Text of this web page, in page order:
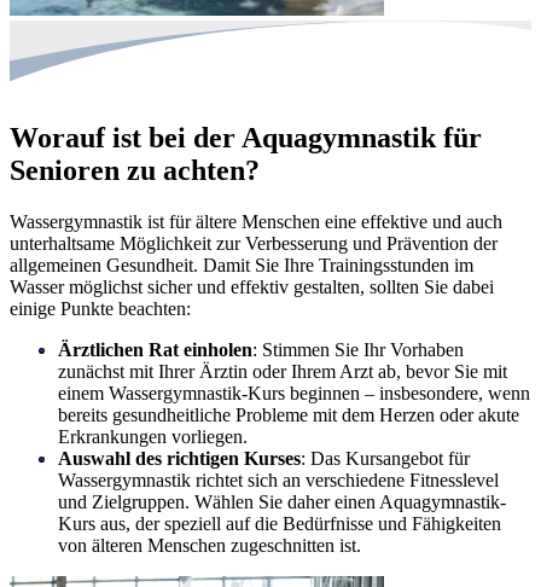
Worauf ist bei der Aquagymnastik für
Senioren zu achten?
Wassergymnastik ist für ältere Menschen eine effektive und auch
unterhaltsame Möglichkeit zur Verbesserung und Prävention der
allgemeinen Gesundheit. Damit Sie Ihre Trainingsstunden im
Wasser möglichst sicher und effektiv gestalten, sollten Sie dabei
einige Punkte beachten:
Ärztlichen Rat einholen: Stimmen Sie Ihr Vorhaben
zunächst mit Ihrer Ärztin oder Ihrem Arzt ab, bevor Sie mit
einem Wassergymnastik-Kurs beginnen – insbesondere, wenn
bereits gesundheitliche Probleme mit dem Herzen oder akute
Erkrankungen vorliegen.
Auswahl des richtigen Kurses: Das Kursangebot für
Wassergymnastik richtet sich an verschiedene Fitnesslevel
und Zielgruppen. Wählen Sie daher einen Aquagymnastik-
Kurs aus, der speziell auf die Bedürfnisse und Fähigkeiten
von älteren Menschen zugeschnitten ist.